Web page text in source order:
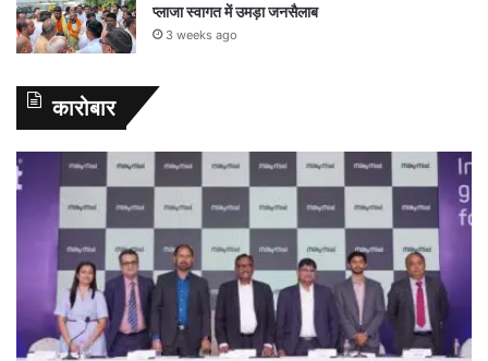
प्लाजा स्वागत में उमड़ा जनसैलाब
3 weeks ago
कारोबार